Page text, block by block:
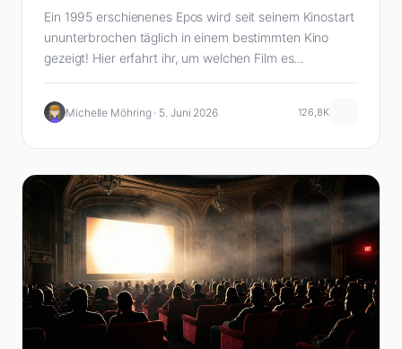
Ein 1995 erschienenes Epos wird seit seinem Kinostart
ununterbrochen täglich in einem bestimmten Kino
gezeigt! Hier erfahrt ihr, um welchen Film es…
Michelle Möhring · 5. Juni 2026 126,8K